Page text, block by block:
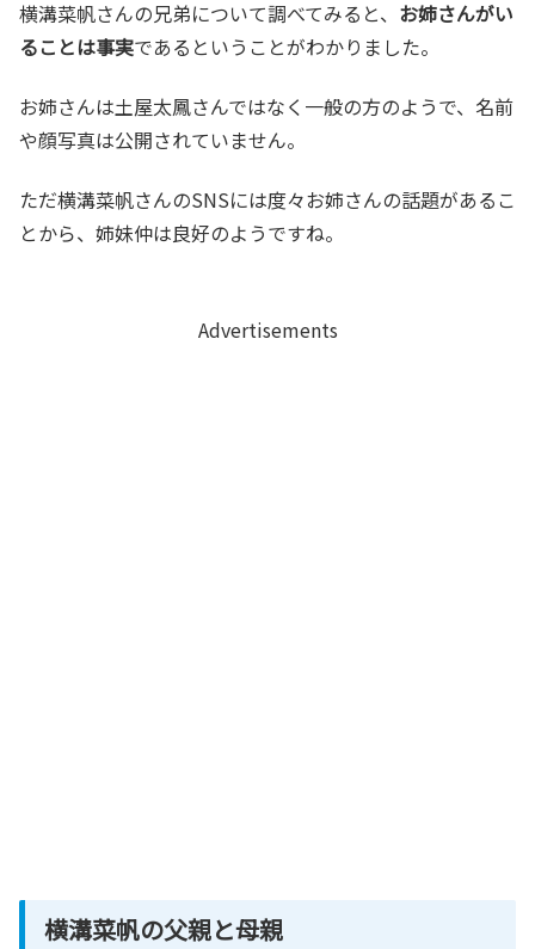
横溝菜帆さんの兄弟について調べてみると、 お姉さんがい
ることは事実であるということがわかりました。
お姉さんは土屋太鳳さんではなく一般の方のようで、名前
や顔写真は公開されていません。
ただ横溝菜帆さんのSNSには度々お姉さんの話題があるこ
とから、姉妹仲は良好のようですね。
Advertisements
横溝菜帆の父親と母親